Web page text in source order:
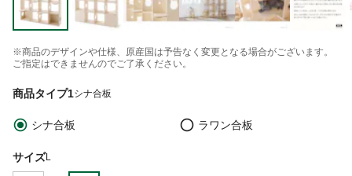
※商品のデザインや仕様、原産国は予告なく変更となる場合がございます。
ご指定はできませんのでご了承ください。
商品タイプ1シナ合板
シナ合板 ラワン合板
サイズL